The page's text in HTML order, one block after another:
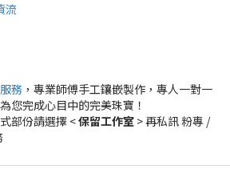
流
務 ，專業師傅手工鑲嵌製作，專人一對一
您完成心目中的完美珠寶！
部份請選擇 <保留工作室 > 再私訊 粉專 /